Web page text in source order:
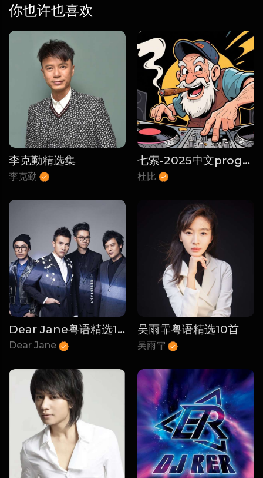
你也许也喜欢
李克勤精选集
李克勤
七索-2025中文proghouse修改舞曲全集
杜比
Dear Jane粤语精选10首
Dear Jane
吴雨霏粤语精选10首
吴雨霏